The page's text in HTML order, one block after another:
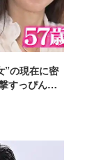
”の現在に密
すっぴん姿